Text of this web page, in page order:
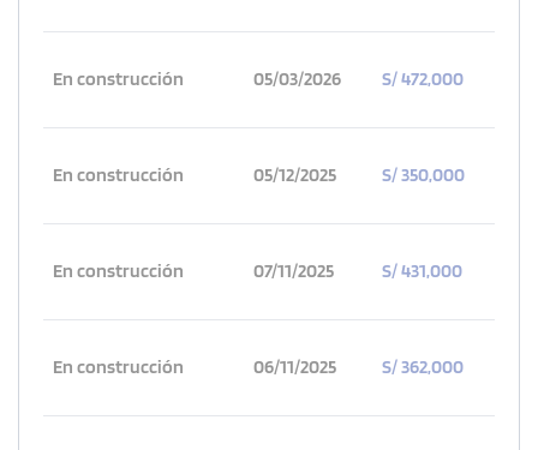
En construcción 05/03/2026 S/ 472,000
En construcción 05/12/2025 S/ 350,000
En construcción 07/11/2025 S/ 431,000
En construcción 06/11/2025 S/ 362,000